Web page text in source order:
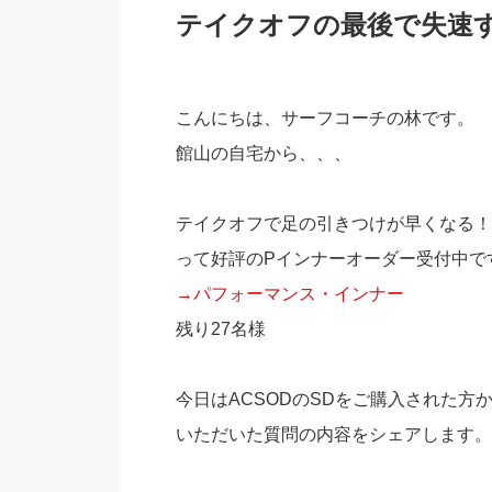
テイクオフの最後で失速
こんにちは、サーフコーチの林です。
館山の自宅から、、、
テイクオフで足の引きつけが早くなる！
って好評のPインナーオーダー受付中で
→パフォーマンス・インナー
残り27名様
今日はACSODのSDをご購入された方
いただいた質問の内容をシェアします。